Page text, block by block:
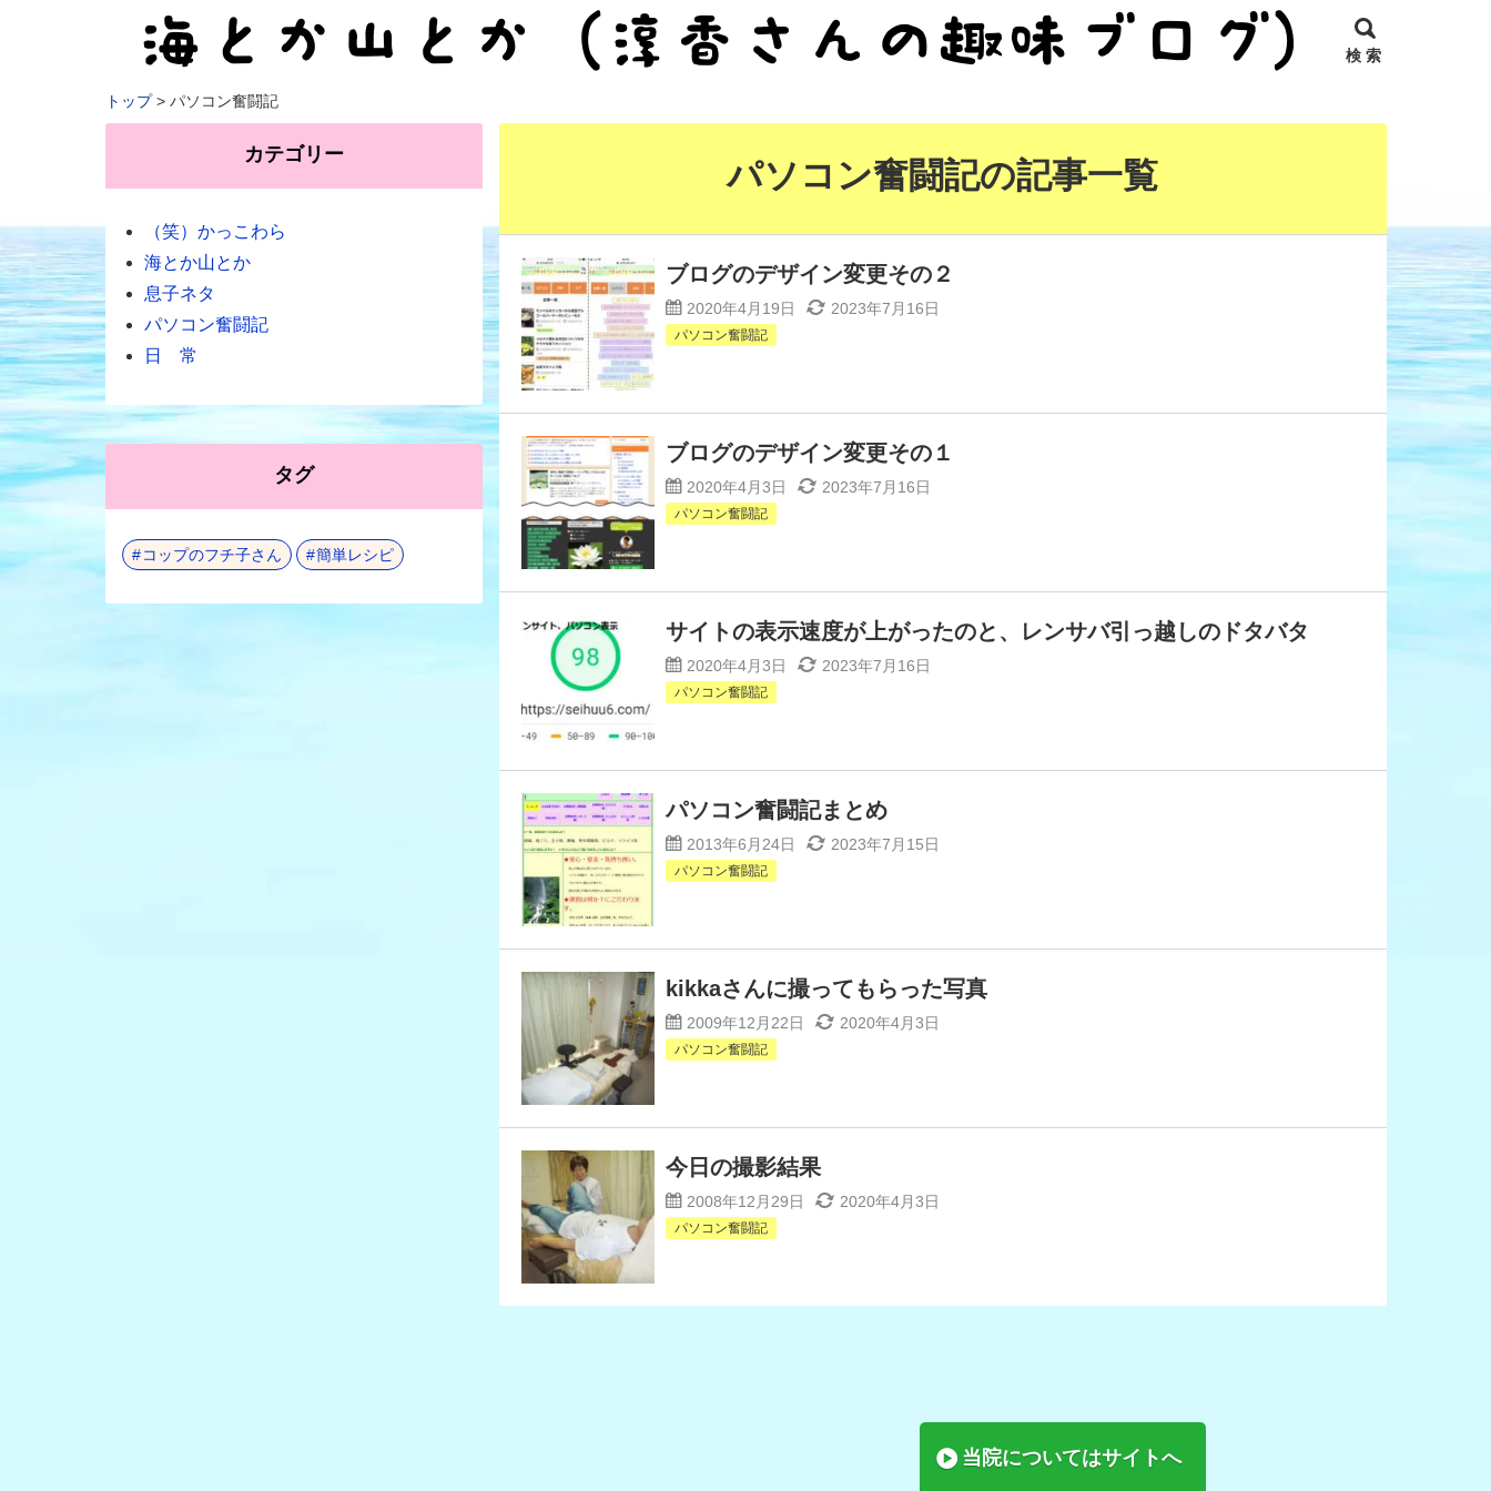
検 索
トップ パソコン奮闘記
パソコン奮闘記の記事一覧
ブログのデザイン変更その２
2020年4月19日 2023年7月16日
パソコン奮闘記
ブログのデザイン変更その１
2020年4月3日 2023年7月16日
パソコン奮闘記
サイトの表示速度が上がったのと、レンサバ引っ越しのドタバタ
2020年4月3日 2023年7月16日
パソコン奮闘記
パソコン奮闘記まとめ
2013年6月24日 2023年7月15日
パソコン奮闘記
kikkaさんに撮ってもらった写真
2009年12月22日 2020年4月3日
パソコン奮闘記
今日の撮影結果
2008年12月29日 2020年4月3日
パソコン奮闘記
カテゴリー
（笑）かっこわら
海とか山とか
息子ネタ
パソコン奮闘記
日 常
タグ
コップのフチ子さん 簡単レシピ
当院についてはサイトへ